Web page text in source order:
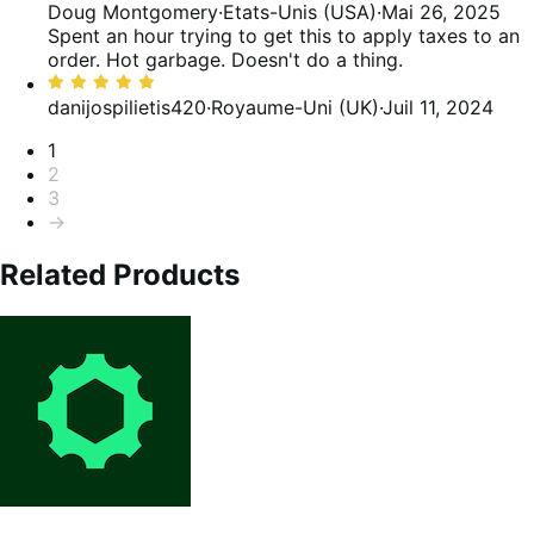
1
sur
5
Doug Montgomery·Etats-Unis (USA)·Mai 26, 2025
Spent an hour trying to get this to apply taxes to an
order. Hot garbage. Doesn't do a thing.
Noté
5
5
danijospilietis420·Royaume-Uni (UK)·Juil 11, 2024
Pagination
1
2
3
→
Related Products